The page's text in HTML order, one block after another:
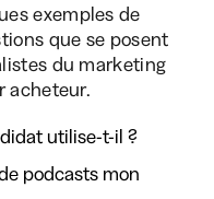
exemples de
que se posent
du marketing
acheteur.
utilise-t-il ?
podcasts mon